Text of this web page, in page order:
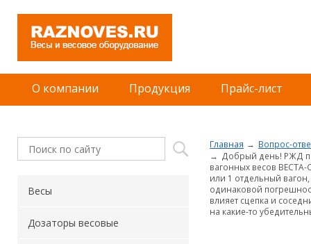
О компании Продукция Прайс-лист
Главная
Вопрос-
Добрый день! РЖД
вагонных весов ВЕСТА-
или 1 отдельный
одинаковой
влияет сцепка и
на какие-то
Весы
Дозаторы весовые